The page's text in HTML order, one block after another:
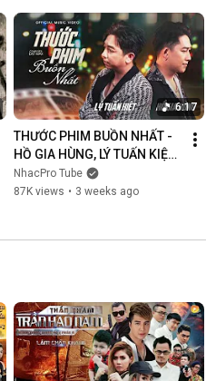
6:17
THƯỚC PHIM BUỒN NHẤT -
HỒ GIA HÙNG, LÝ TUẤN KIỆT |
OFFICIAL MUSIC VIDEO
NhacPro Tube
87K views • 3 weeks ago